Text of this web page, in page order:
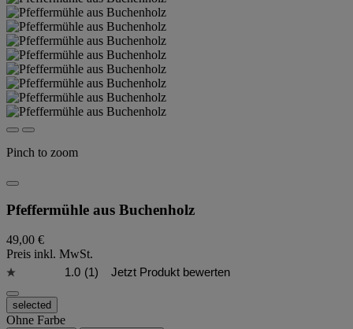
Pinch to zoom
Pfeffermühle aus Buchenholz
49,00 €
Preis inkl. MwSt.
1.0 (1) Jetzt Produkt bewerten
selected
Ohne Farbe